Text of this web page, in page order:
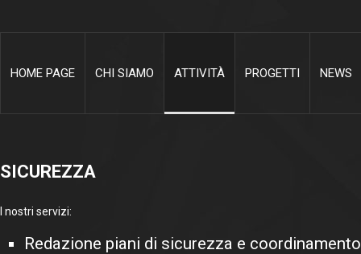
HOME PAGE CHI SIAMO ATTIVITÀ PROGETTI NEWS
SICUREZZA
I nostri servizi:
Redazione piani di sicurezza e